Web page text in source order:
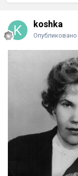
koshka
Опубликовано